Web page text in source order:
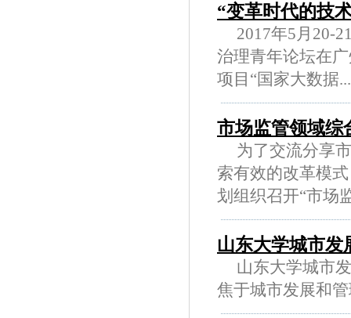
“变革时代的技
2017年5月20-
治理青年论坛在
项目“国家大数据
市场监管领域综
为了交流分享市
索有效的改革模
划组织召开“市场
山东大学城市发
山东大学城市发
焦于城市发展和